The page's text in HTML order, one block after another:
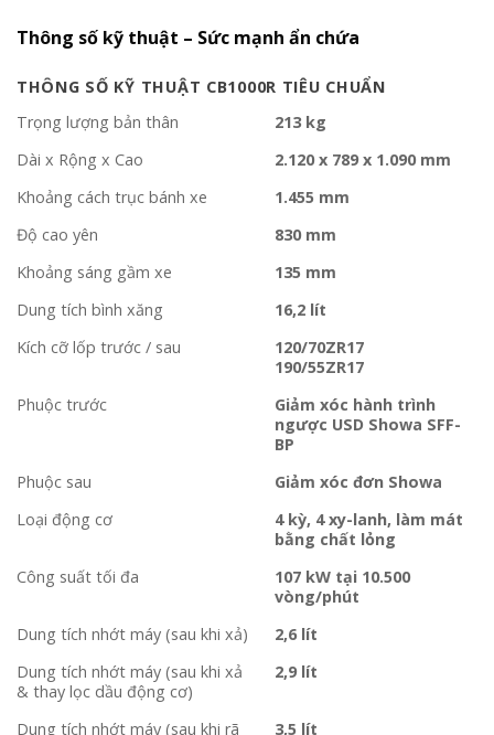
Thông số kỹ thuật – Sức mạnh ẩn chứa
THÔNG SỐ KỸ THUẬT CB1000R TIÊU CHUẨN
Trọng lượng bản thân
213 kg
Dài x Rộng x Cao
2.120 x 789 x 1.090 mm
Khoảng cách trục bánh xe
1.455 mm
Độ cao yên
830 mm
Khoảng sáng gầm xe
135 mm
Dung tích bình xăng
16,2 lít
Kích cỡ lốp trước / sau
120/70ZR17
190/55ZR17
Phuộc trước
Giảm xóc hành trình
ngược USD Showa SFF-
BP
Phuộc sau
Giảm xóc đơn Showa
Loại động cơ
4 kỳ, 4 xy-lanh, làm mát
bằng chất lỏng
Công suất tối đa
107 kW tại 10.500
vòng/phút
Dung tích nhớt máy (sau khi xả)
2,6 lít
Dung tích nhớt máy (sau khi xả
& thay lọc dầu động cơ)
2,9 lít
Dung tích nhớt máy (sau khi rã
3,5 lít